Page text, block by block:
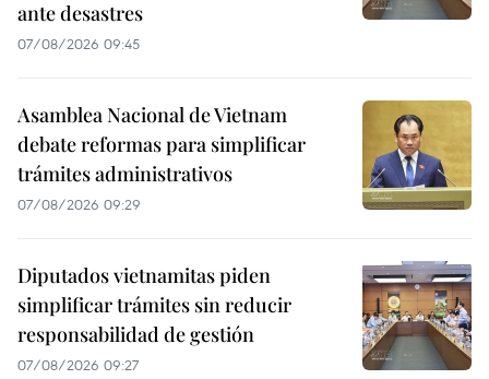
ante desastres
07/08/2026 09:45
Asamblea Nacional de Vietnam
debate reformas para simplificar
trámites administrativos
07/08/2026 09:29
Diputados vietnamitas piden
simplificar trámites sin reducir
responsabilidad de gestión
07/08/2026 09:27